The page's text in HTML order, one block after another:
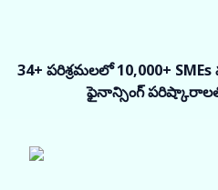
ఇప్పుడే అర్హతను
34+ పరిశ్రమలలో 10,000+
ఫైనాన్సింగ్